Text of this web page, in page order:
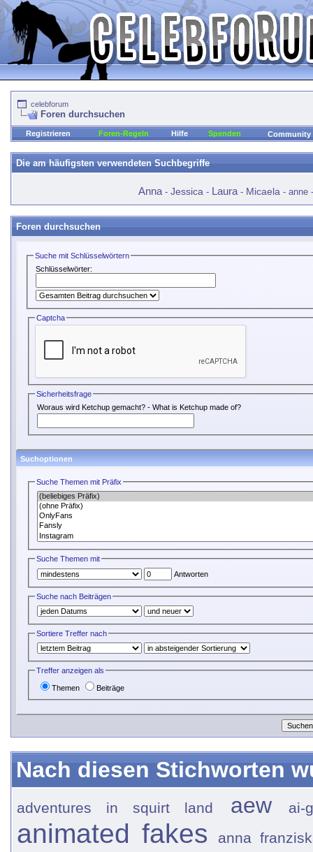
celebforum
Foren durchsuchen
Registrieren Foren-Regeln Hilfe Spenden Community
Die am häufigsten verwendeten Suchbegriffe
Anna- Jessica - Laura- Micaela - anne
Foren durchsuchen
Suche mit Schlüsselwörtern
Schlüsselwörter:
Captcha
Sicherheitsfrage
Woraus wird Ketchup gemacht? - What is Ketchup made of?
Suchoptionen
Suche Themen mit Präfix
Suche Themen mit
Antworten
Suche nach Beiträgen
Sortiere Treffer nach
Treffer anzeigen als
Themen Beiträge
Nach diesen Stichworten
adventures in squirt land aew ai-
animated fakes anna